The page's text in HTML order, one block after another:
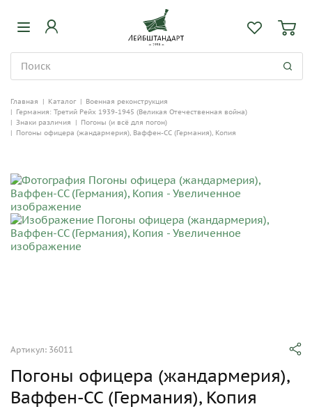
Главная | Каталог | Военная реконструкция
| Германия: Третий Рейх 1939-1945 (Великая Отечественная война)
| Знаки различия | Погоны (и всё для погон)
| Погоны офицера (жандармерия), Ваффен-СС (Германия), Копия
Артикул: 36011
Погоны офицера (жандармерия),
Ваффен-СС (Германия), Копия